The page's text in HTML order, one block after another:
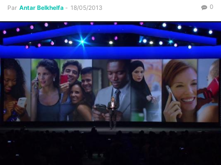
Par Antar Belkhelfa - 18/05/2013 0